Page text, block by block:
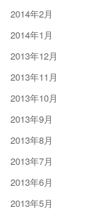
2014年2月
2014年1月
2013年12月
2013年11月
2013年10月
2013年9月
2013年8月
2013年7月
2013年6月
2013年5月